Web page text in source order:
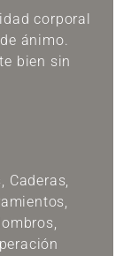
corporal
ánimo.
bien sin
, Caderas,
,
,